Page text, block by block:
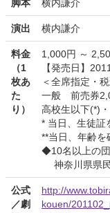
脚本 横内謙介
演出 横内謙介
料金
（1
枚あ
た
り）
1,000円 ～
【発売日】
＜全席指定・
一般 前売券
高校生以下(*)
* 当日、生徒証
**当日、年齢を
◆10名以上の団
神奈川県県民
公式
／劇
http://
kouen/